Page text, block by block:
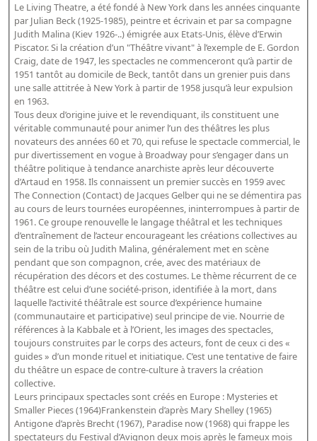
France
Dictionnaire de la BnF
Dictionnaire BnF : recherche avancée
Dictionnaire BnF : index
Dictionnaire des fonds spéciaux et des principales collections et
provenances
Recherche de fonds, collections et provenances
L'histoire de la BnF en objets
Explorer
Organigrammes de la bibliothèque
Rapports d'activité de la Bibliothèque
Répertoire
Répertoire des catalogues d'expositions
Répertoire des catalogues
Répertoire des manuscrits du XXe siècle
Publications
Guides des sources publiés
Ouvrages et documents sur la BnF numérisés dans Gallica
Le Living Theatre, a été fondé à New York dans les années cinquante
par Julian Beck (1925-1985), peintre et écrivain et par sa compagne
Judith Malina (Kiev 1926-..) émigrée aux Etats-Unis, élève d’Erwin
Piscator. Si la création d’un "Théâtre vivant" à l’exemple de E. Gordon
Craig, date de 1947, les spectacles ne commenceront qu’à partir de
1951 tantôt au domicile de Beck, tantôt dans un grenier puis dans
une salle attitrée à New York à partir de 1958 jusqu’à leur expulsion
en 1963.
Tous deux d’origine juive et le revendiquant, ils constituent une
véritable communauté pour animer l’un des théâtres les plus
novateurs des années 60 et 70, qui refuse le spectacle commercial, le
pur divertissement en vogue à Broadway pour s’engager dans un
théâtre politique à tendance anarchiste après leur découverte
d’Artaud en 1958. Ils connaissent un premier succès en 1959 avec
The Connection (Contact) de Jacques Gelber qui ne se démentira pas
au cours de leurs tournées européennes, ininterrompues à partir de
1961. Ce groupe renouvelle le langage théâtral et les techniques
d’entraînement de l’acteur encourageant les créations collectives au
sein de la tribu où Judith Malina, généralement met en scène
pendant que son compagnon, crée, avec des matériaux de
récupération des décors et des costumes. Le thème récurrent de ce
théâtre est celui d’une société-prison, identifiée à la mort, dans
laquelle l’activité théâtrale est source d’expérience humaine
(communautaire et participative) seul principe de vie. Nourrie de
références à la Kabbale et à l’Orient, les images des spectacles,
toujours construites par le corps des acteurs, font de ceux ci des «
guides » d’un monde rituel et initiatique. C’est une tentative de faire
du théâtre un espace de contre-culture à travers la création
collective.
Leurs principaux spectacles sont créés en Europe : Mysteries et
Smaller Pieces (1964)Frankenstein d’après Mary Shelley (1965)
Antigone d’après Brecht (1967), Paradise now (1968) qui frappe les
spectateurs du Festival d’Avignon deux mois après le fameux mois